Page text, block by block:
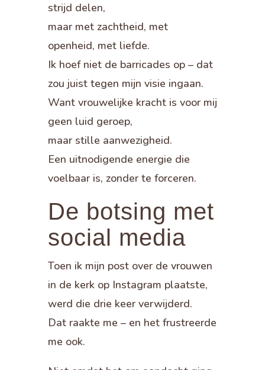
strijd delen,
maar met zachtheid, met
openheid, met liefde.
Ik hoef niet de barricades op – dat
zou juist tegen mijn visie ingaan.
Want vrouwelijke kracht is voor mij
geen luid geroep,
maar stille aanwezigheid.
Een uitnodigende energie die
voelbaar is, zonder te forceren.
De botsing met
social media
Toen ik mijn post over de vrouwen
in de kerk op Instagram plaatste,
werd die drie keer verwijderd.
Dat raakte me – en het frustreerde
me ook.